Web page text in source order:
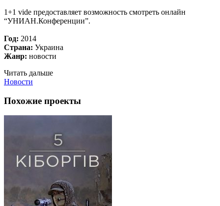
1+1 vide предоставляет возможность смотреть онлайн
“УНИАН.Конференции”.
Год: 2014
Страна: Украина
Жанр: новости
Читать дальше
Новости
Похожие проекты